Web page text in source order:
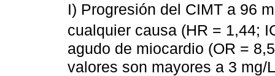
I) Progresión del CIMT a 96
cualquier causa (HR = 1,44;
agudo de miocardio (OR =
valores son mayores a 3 mg/